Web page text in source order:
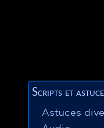
Scripts et
Astuces